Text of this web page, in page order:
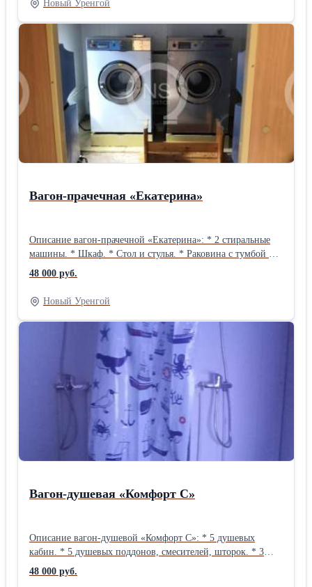
поддон, смеситель, шторка. * Унитаз. * Вентиляция, в том
числе вентилятор. * Насосная станция. * Вешалки. *
Комнатный и уличный светильники. * Выключатели,
розетки. * 3 окна. * Габариты (ДхШхВ): 8 х 2,8 х 3,52 м.
Доставим на объект, поможем сэкономить до 20% на
логистике, предложим индивидуальные условия оплаты,
предоставляем гарантию и сервисное обслуживание.
Новый Уренгой
Вагон-прачечная «Екатерина»
Описание вагон-прачечной «Екатерина»: * 2 стиральные
машины. * Шкаф. * Стол и стулья. * Раковина с тумбой и
смесителем. * Гладильная доска. * Утюг. * Полки. * 2
насоса. * 2 бойлера. * 2 емкости под воду. * 2 обогревателя.
* 3 вентилятора. * 3 москитные сетки. * Вилка
подключения ВД. * Габариты (ДхШхВ): 8 х 2,8 х 3,52 м.
Доставим на объект, поможем сэкономить до 20% на
логистике, предложим индивидуальные условия оплаты,
предоставляем гарантию и сервисное обслуживание.
48 000 руб.
Новый Уренгой
Вагон-душевая «Комфорт С»
Описание вагон-душевой «Комфорт С»: * 5 душевых
кабин. * 5 душевых поддонов, смесителей, шторок. * 3
скамейки. * 1–2 бойлера. * Тепловентилятор. * 2
обогревателя. * Электрощиток с автоматами. *
48 000 руб.